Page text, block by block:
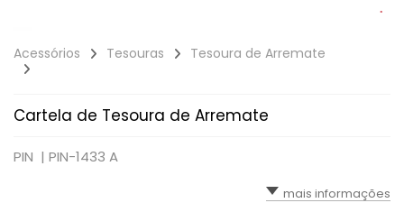
Acessórios Tesouras Tesoura de Arremate
Cartela de Tesoura de Arremate
PIN | PIN-1433 A
mais informações